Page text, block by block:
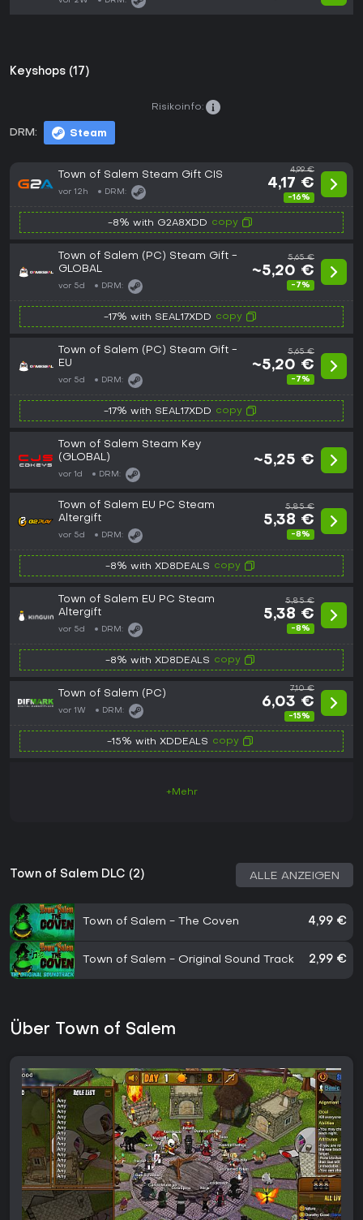
Keyshops (17)
DRM: Steam
Risikoinfo:
Town of Salem Steam Gift CIS
vor 12h DRM:
4,99 €
4,17 €
-16%
-8% with G2A8XDD copy
Town of Salem (PC) Steam Gift -
GLOBAL
vor 5d DRM:
5,65 €
~5,20 €
-7%
-17% with SEAL17XDD copy
Town of Salem (PC) Steam Gift -
EU
vor 5d DRM:
5,65 €
~5,20 €
-7%
-17% with SEAL17XDD copy
Town of Salem Steam Key
(GLOBAL)
vor 1d DRM:
~5,25 €
Town of Salem EU PC Steam
Altergift
vor 5d DRM:
5,85 €
5,38 €
-8%
-8% with XD8DEALS copy
Town of Salem EU PC Steam
Altergift
vor 5d DRM:
5,85 €
5,38 €
-8%
-8% with XD8DEALS copy
Town of Salem (PC)
vor 1W DRM:
7,10 €
6,03 €
-15%
-15% with XDDEALS copy
+Mehr
Town of Salem DLC (2) ALLE ANZEIGEN
Town of Salem - The Coven 4,99 €
Town of Salem - Original Sound Track 2,99 €
Über Town of Salem